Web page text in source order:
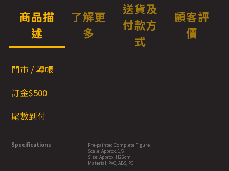
商品描
述
了解更
多
送貨及
付款方
式
顧客評
價
門市 / 轉帳
訂金$500
尾數到付
Specifications
Pre-painted Complete Figure
Scale: Approx. 1/6
Size: Approx. H26cm
Material: PVC, ABS, PC